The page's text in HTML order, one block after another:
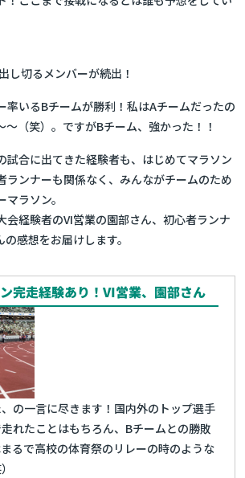
し切るメンバーが続出！
率いるBチームが勝利！私はAチームだったの
～（笑）。ですがBチーム、強かった！！
試合に出てきた経験者も、はじめてマラソン
ランナーも関係なく、みんながチームのため
ラソン。
会経験者のVI営業の園部さん、初心者ランナ
感想をお届けします。
完走経験あり！VI営業、園部さん
の一言に尽きます！国内外のトップ選手
れたことはもちろん、Bチームとの勝敗
るで高校の体育祭のリレーの時のような